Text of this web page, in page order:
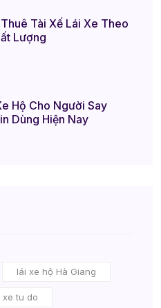
Tài Xế Lái Xe Theo
Lượng
Hộ Cho Người Say
Dùng Hiện Nay
lái xe hộ Hà Giang
xe tu do